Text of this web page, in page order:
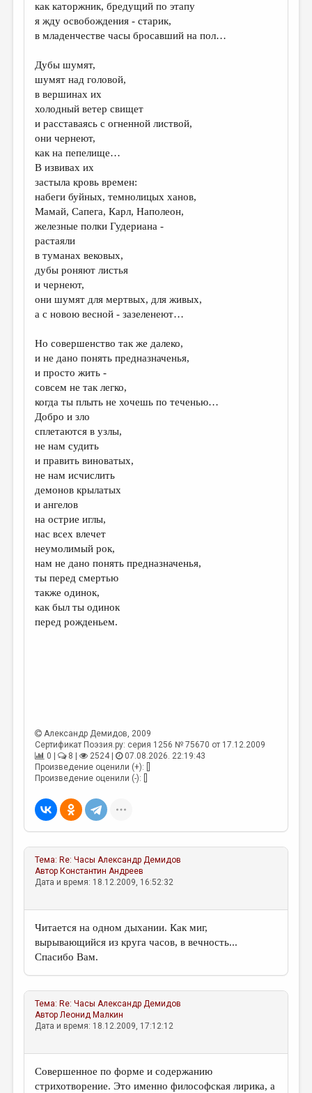
ОБЗОР ЛИТЕРАТУРЫ
СТРАНИЦЫ ПАМЯТИ
ОБЪЯВЛЕНИЯ
РЕДКОЛЛЕГИЯ
ОТ РЕДАКЦИИ
МАЛАЯ ПРОЗА
ЭССЕИСТИКА
ЛИТЕРАТУРОВЕДЕНИЕ
КУЛЬТУРОВЕДЕНИЕ
ПУБЛИЦИСТИКА
РЕЦЕНЗИРОВАНИЕ
ЦИКЛЫ ПУБЛИКАЦИЙ
МЕДИА
ВКОНТАКТЕ
как каторжник, бредущий по этапу
я жду освобождения - старик,
в младенчестве часы бросавший на пол…
Дубы шумят,
шумят над головой,
в вершинах их
холодный ветер свищет
и расставаясь с огненной листвой,
они чернеют,
как на пепелище…
В извивах их
застыла кровь времен:
набеги буйных, темнолицых ханов,
Мамай, Сапега, Карл, Наполеон,
железные полки Гудериана -
растаяли
в туманах вековых,
дубы роняют листья
и чернеют,
они шумят для мертвых, для живых,
а с новою весной - зазеленеют…
Но совершенство так же далеко,
и не дано понять предназначенья,
и просто жить -
совсем не так легко,
когда ты плыть не хочешь по теченью…
Добро и зло
сплетаются в узлы,
не нам судить
и править виноватых,
не нам исчислить
демонов крылатых
и ангелов
на острие иглы,
нас всех влечет
неумолимый рок,
нам не дано понять предназначенья,
ты перед смертью
также одинок,
как был ты одинок
перед рожденьем.
Александр Демидов, 2009
Сертификат Поэзия.ру: серия 1256 № 75670 от 17.12.2009
0 |
8 | 2524 |
07.08.2026. 22:19:43
Произведение оценили (+): []
Произведение оценили (-): []
Тема: Re: Часы Александр Демидов
Автор Константин Андреев
Дата и время: 18.12.2009, 16:52:32
Читается на одном дыхании. Как миг,
вырывающийся из круга часов, в вечность...
Спасибо Вам.
Тема: Re: Часы Александр Демидов
АвторЛеонид Малкин
Дата и время: 18.12.2009, 17:12:12
Совершенное по форме и содержанию
стрихотворение. Это именно философская лирика, а